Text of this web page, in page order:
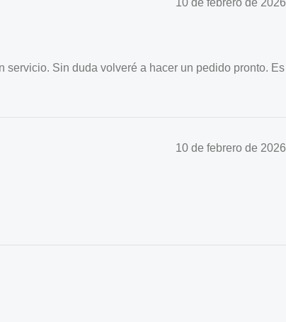
10 de febrero de 2026
servicio. Sin duda volveré a hacer un pedido pronto. Es
10 de febrero de 2026